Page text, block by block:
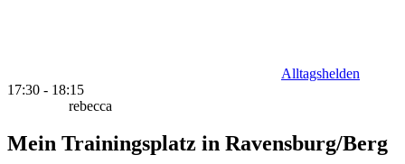
Alltagshelden
17:30 - 18:15
rebecca
Mein Trainingsplatz in Ravensburg/Berg